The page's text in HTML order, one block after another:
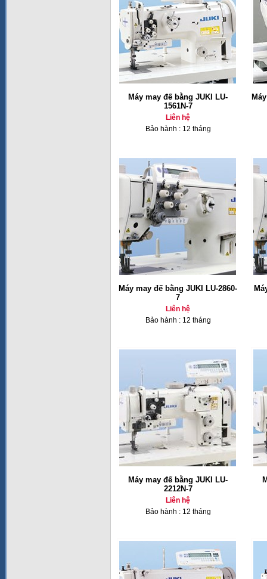
Máy may đế bằng JUKI LU-
1561N-7
Liên hệ
Bảo hành : 12 tháng
Máy may đế bằng JUKI LU-2860-
7
Liên hệ
Bảo hành : 12 tháng
Máy may đế bằng JUKI LU-
2212N-7
Liên hệ
Bảo hành : 12 tháng